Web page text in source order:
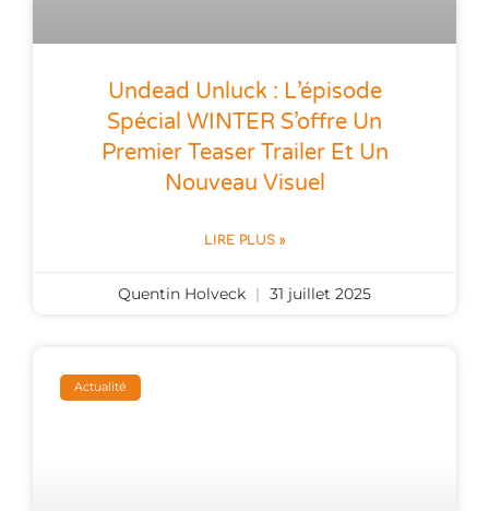
Undead Unluck : L’épisode
Spécial WINTER S’offre Un
Premier Teaser Trailer Et Un
Nouveau Visuel
LIRE PLUS »
Quentin Holveck 31 juillet 2025
Actualité